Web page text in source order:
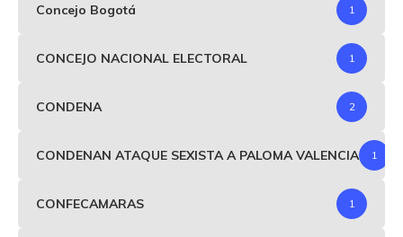
Concejo Bogotá 1
CONCEJO NACIONAL ELECTORAL 1
CONDENA 2
CONDENAN ATAQUE SEXISTA A PALOMA VALENCIA 1
CONFECAMARAS 1